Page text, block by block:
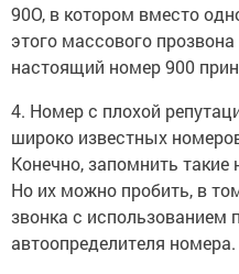
90O, в котором вместо
этого массового
настоящий номер 900
4. Номер с плохой
широко известных
Конечно, запомнить
Но их можно пробить, в
звонка с использованием
автоопределителя номера.